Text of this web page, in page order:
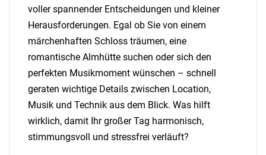
voller spannender Entscheidungen und kleiner
Herausforderungen. Egal ob Sie von einem
märchenhaften Schloss träumen, eine
romantische Almhütte suchen oder sich den
perfekten Musikmoment wünschen – schnell
geraten wichtige Details zwischen Location,
Musik und Technik aus dem Blick. Was hilft
wirklich, damit Ihr großer Tag harmonisch,
stimmungsvoll und stressfrei verläuft?